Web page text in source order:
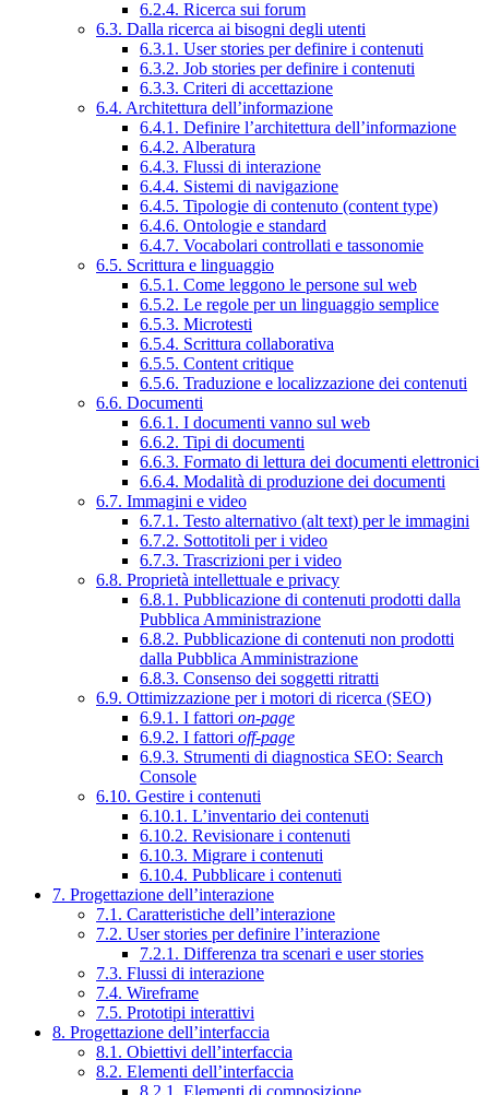
6.2.4. Ricerca sui forum
6.3. Dalla ricerca ai bisogni degli utenti
6.3.1. User stories per definire i contenuti
6.3.2. Job stories per definire i contenuti
6.3.3. Criteri di accettazione
6.4. Architettura dell’informazione
6.4.1. Definire l’architettura dell’informazione
6.4.2. Alberatura
6.4.3. Flussi di interazione
6.4.4. Sistemi di navigazione
6.4.5. Tipologie di contenuto (content type)
6.4.6. Ontologie e standard
6.4.7. Vocabolari controllati e tassonomie
6.5. Scrittura e linguaggio
6.5.1. Come leggono le persone sul web
6.5.2. Le regole per un linguaggio semplice
6.5.3. Microtesti
6.5.4. Scrittura collaborativa
6.5.5. Content critique
6.5.6. Traduzione e localizzazione dei contenuti
6.6. Documenti
6.6.1. I documenti vanno sul web
6.6.2. Tipi di documenti
6.6.3. Formato di lettura dei documenti elettronici
6.6.4. Modalità di produzione dei documenti
6.7. Immagini e video
6.7.1. Testo alternativo (alt text) per le immagini
6.7.2. Sottotitoli per i video
6.7.3. Trascrizioni per i video
6.8. Proprietà intellettuale e privacy
6.8.1. Pubblicazione di contenuti prodotti dalla
Pubblica Amministrazione
6.8.2. Pubblicazione di contenuti non prodotti
dalla Pubblica Amministrazione
6.8.3. Consenso dei soggetti ritratti
6.9. Ottimizzazione per i motori di ricerca (SEO)
6.9.1. I fattori on-page
6.9.2. I fattori off-page
6.9.3. Strumenti di diagnostica SEO: Search
Console
6.10. Gestire i contenuti
6.10.1. L’inventario dei contenuti
6.10.2. Revisionare i contenuti
6.10.3. Migrare i contenuti
6.10.4. Pubblicare i contenuti
7. Progettazione dell’interazione
7.1. Caratteristiche dell’interazione
7.2. User stories per definire l’interazione
7.2.1. Differenza tra scenari e user stories
7.3. Flussi di interazione
7.4. Wireframe
7.5. Prototipi interattivi
8. Progettazione dell’interfaccia
8.1. Obiettivi dell’interfaccia
8.2. Elementi dell’interfaccia
8.2.1. Elementi di composizione